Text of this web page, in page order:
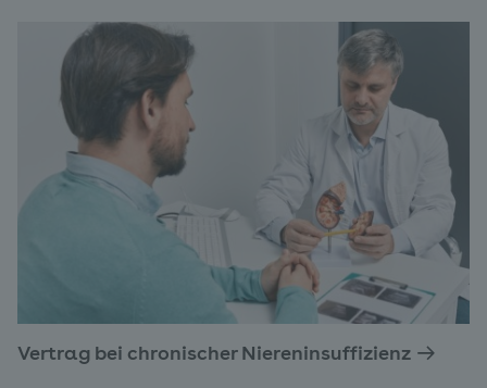
Vertrag bei chronischer Niereninsuffizienz